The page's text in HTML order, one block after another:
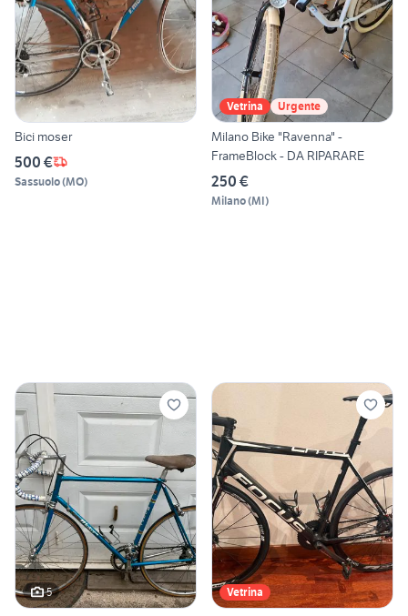
Bici moser
500 €
Sassuolo(MO)
Vetrina Urgente
Milano Bike "Ravenna" -
FrameBlock - DA RIPARARE
250 €
Milano(MI)
5 Vetrina